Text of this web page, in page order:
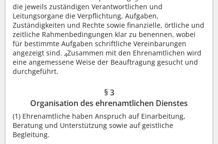
die jeweils zuständigen Verantwortlichen und
Leitungsorgane die Verpflichtung, Aufgaben,
Zuständigkeiten und Rechte sowie finanzielle, örtliche und
zeitliche Rahmenbedingungen klar zu benennen, wobei
für bestimmte Aufgaben schriftliche Vereinbarungen
angezeigt sind. 4Zusammen mit den Ehrenamtlichen wird
eine angemessene Weise der Beauftragung gesucht und
durchgeführt.
§ 3
Organisation des ehrenamtlichen Dienstes
(1) Ehrenamtliche haben Anspruch auf Einarbeitung,
Beratung und Unterstützung sowie auf geistliche
Begleitung.